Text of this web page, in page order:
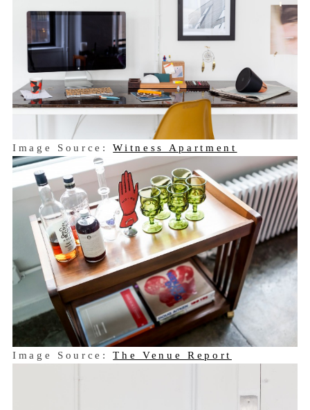
Image Source:Witness Apartment
Image Source:The Venue Report